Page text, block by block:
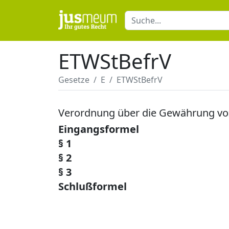
ETWStBefrV
Gesetze E ETWStBefrV
Verordnung über die Gewährung
Eingangsformel
§ 1
§ 2
§ 3
Schlußformel